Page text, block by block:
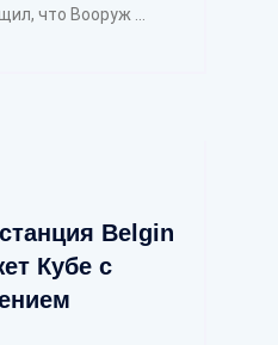
что Вооруж ...
Belgin
Кубе с